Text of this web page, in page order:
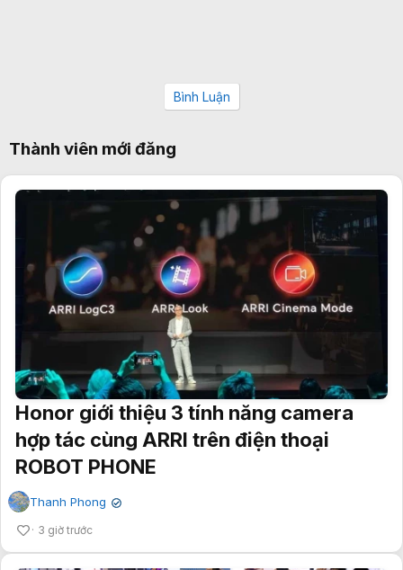
Bình Luận
Thành viên mới đăng
Honor giới thiệu 3 tính năng camera
hợp tác cùng ARRI trên điện thoại
ROBOT PHONE
Thanh Phong ✔
3 giờ trước